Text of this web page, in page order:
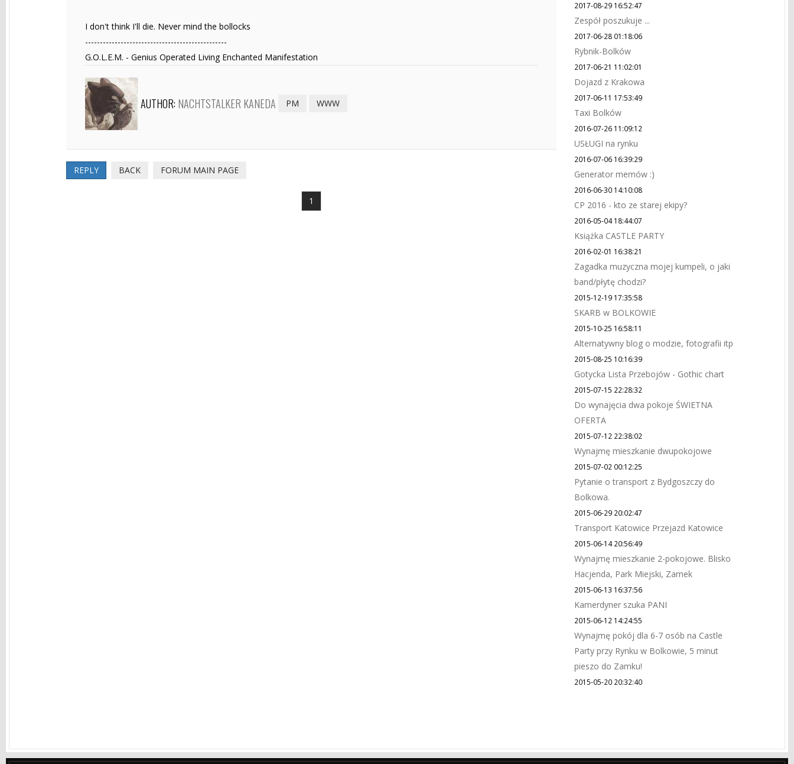
I don't think I'll die. Never mind the bollocks
------------------------------------------------
G.O.L.E.M. - Genius Operated Living Enchanted Manifestation
AUTHOR: NACHTSTALKER KANEDA PM WWW
REPLY BACK FORUM MAIN PAGE
1
2017-08-29 16:52:47
Zespół poszukuje ...
2017-06-28 01:18:06
Rybnik-Bolków
2017-06-21 11:02:01
Dojazd z Krakowa
2017-06-11 17:53:49
Taxi Bolków
2016-07-26 11:09:12
USŁUGI na rynku
2016-07-06 16:39:29
Generator memów :)
2016-06-30 14:10:08
CP 2016 - kto ze starej ekipy?
2016-05-04 18:44:07
Książka CASTLE PARTY
2016-02-01 16:38:21
Zagadka muzyczna mojej kumpeli, o jaki
band/płytę chodzi?
2015-12-19 17:35:58
SKARB w BOLKOWIE
2015-10-25 16:58:11
Alternatywny blog o modzie, fotografii itp
2015-08-25 10:16:39
Gotycka Lista Przebojów - Gothic chart
2015-07-15 22:28:32
Do wynajęcia dwa pokoje ŚWIETNA
OFERTA
2015-07-12 22:38:02
Wynajmę mieszkanie dwupokojowe
2015-07-02 00:12:25
Pytanie o transport z Bydgoszczy do
Bolkowa.
2015-06-29 20:02:47
Transport Katowice Przejazd Katowice
2015-06-14 20:56:49
Wynajmę mieszkanie 2-pokojowe. Blisko
Hacjenda, Park Miejski, Zamek
2015-06-13 16:37:56
Kamerdyner szuka PANI
2015-06-12 14:24:55
Wynajmę pokój dla 6-7 osób na Castle
Party przy Rynku w Bolkowie, 5 minut
pieszo do Zamku!
2015-05-20 20:32:40